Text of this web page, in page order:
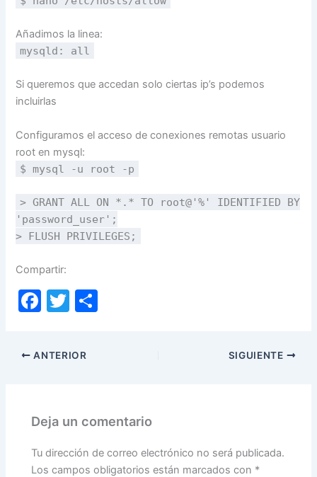
Añadimos la linea:
mysqld: all
Si queremos que accedan solo ciertas ip’s podemos
incluirlas
Configuramos el acceso de conexiones remotas usuario
root en mysql:
$ mysql -u root -p
> GRANT ALL ON *.* TO root@'%' IDENTIFIED BY
'password_user';
> FLUSH PRIVILEGES;
Compartir:
F
c
o
o
k
T
itt
tir
ANTERIOR SIGUIENTE
Deja un comentario
Tu dirección de correo electrónico no será publicada.
Los campos obligatorios están marcados con *